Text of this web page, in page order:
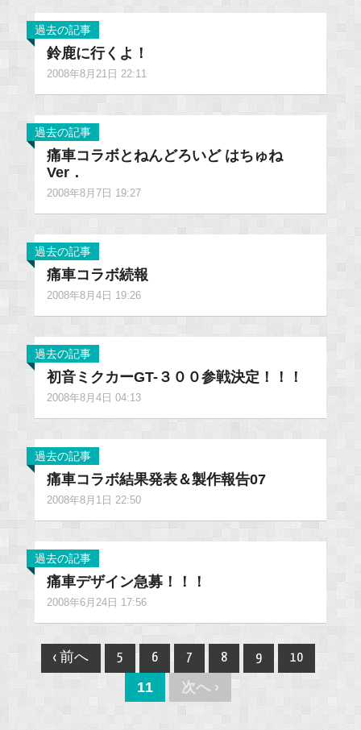
過去の記事
鈴鹿に行くよ！
2008年8月21日 22:11
過去の記事
痛車コラボとねんどろいど はちゅね
Ver．
2008年8月7日 19:27
過去の記事
痛車コラボ続報
2008年8月4日 19:26
過去の記事
初音ミクカーGT-３００参戦決定！！！
2008年8月4日 04:13
過去の記事
痛車コラボ結果発表＆製作報告07
2008年8月1日 22:50
過去の記事
痛車デザイン急募！！！
2008年6月24日 17:56
Post
navigation
‹ 前へ 5 6 7 8 9 10
11 次へ ›